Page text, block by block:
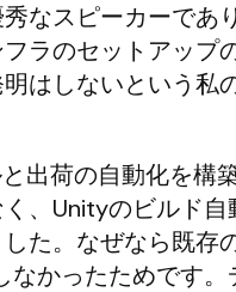
なスピーカーであ
ラのセットアップ
はしないという私
出荷の自動化を構
、Unityのビルド自
た。なぜなら既存
なかったためです。